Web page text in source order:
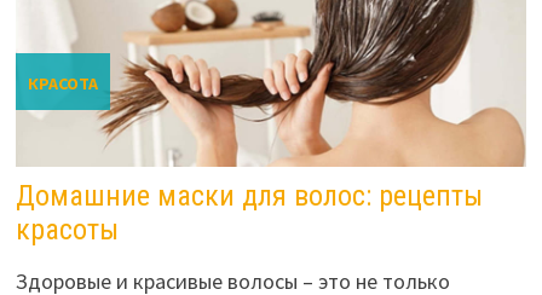
КРАСОТА
Домашние маски для волос: рецепты
красоты
Здоровые и красивые волосы – это не только